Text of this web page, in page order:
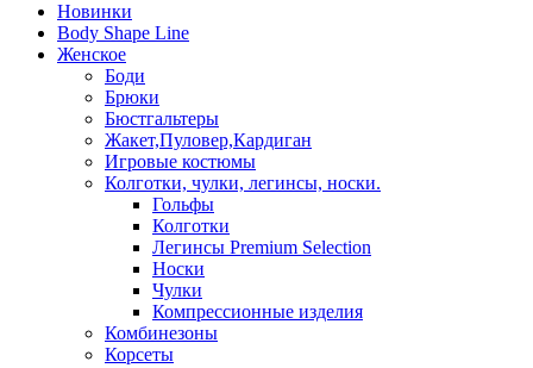
Новинки
Body Shape Line
Женское
Боди
Брюки
Бюстгальтеры
Жакет,Пуловер,Кардиган
Игровые костюмы
Колготки, чулки, легинсы, носки.
Гольфы
Колготки
Легинсы Premium Selection
Носки
Чулки
Компрессионные изделия
Комбинезоны
Корсеты